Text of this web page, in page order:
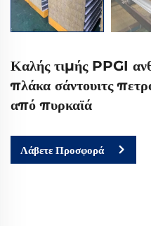
Καλής τιμής PPGI
πλάκα σάντουιτς
από πυρκαϊά
Λάβετε Προσφορά